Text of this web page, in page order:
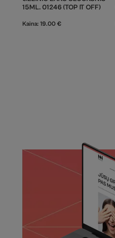
15ML. 01246 (TOP IT OFF)
Kaina: 19.00 €